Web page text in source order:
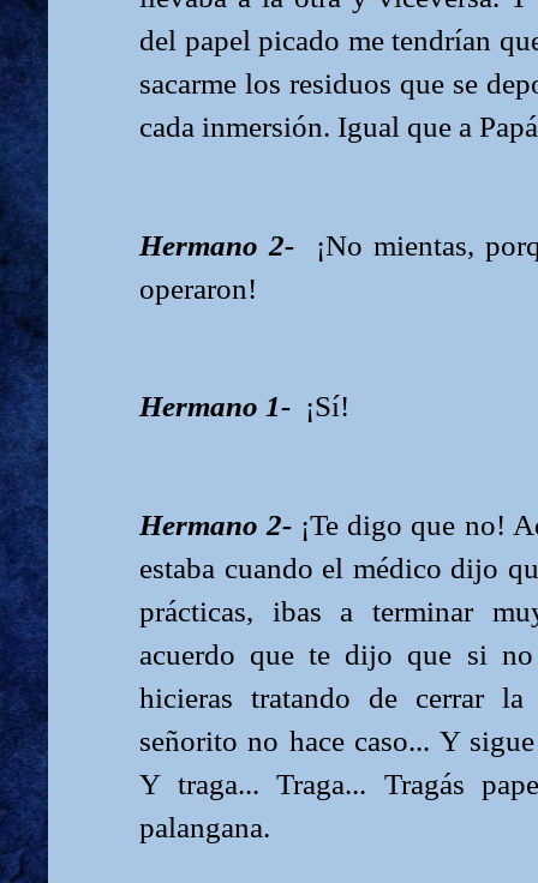
del papel picado me tendrían
sacarme los residuos que se
cada inmersión. Igual que a
Hermano 2-
¡No mientas,
operaron!
Hermano 1- ¡Sí!
Hermano 2- ¡Te digo que no!
estaba cuando el médico dijo
prácticas, ibas a terminar
acuerdo que te dijo que si
hicieras tratando de cerrar
señorito no hace caso... Y
Y traga... Traga... Tragás
palangana.